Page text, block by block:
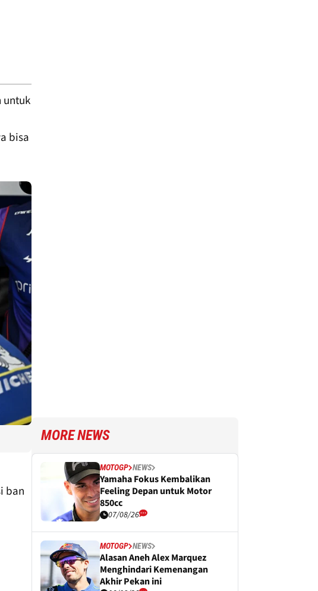
untuk
bisa
ban
MORE NEWS
MOTOGP NEWS
Yamaha Fokus Kembalikan
Feeling Depan untuk Motor
850cc
07/08/26
MOTOGP NEWS
Alasan Aneh Alex Marquez
Menghindari Kemenangan
Akhir Pekan ini